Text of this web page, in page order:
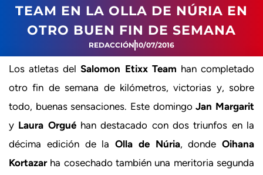
TEAM EN LA OLLA DE NÚRIA EN
OTRO BUEN FIN DE SEMANA
REDACCIÓN 10/07/2016
Los atletas delSalomon Etixx Team han completado
otro fin de semana de kilómetros, victorias y, sobre
todo, buenas sensaciones. Este domingoJan Margarit
y Laura Orguéhan destacado con dos triunfos en la
décima edición de la Olla de Núria, donde Oihana
Kortazarha cosechado también una meritoria segunda